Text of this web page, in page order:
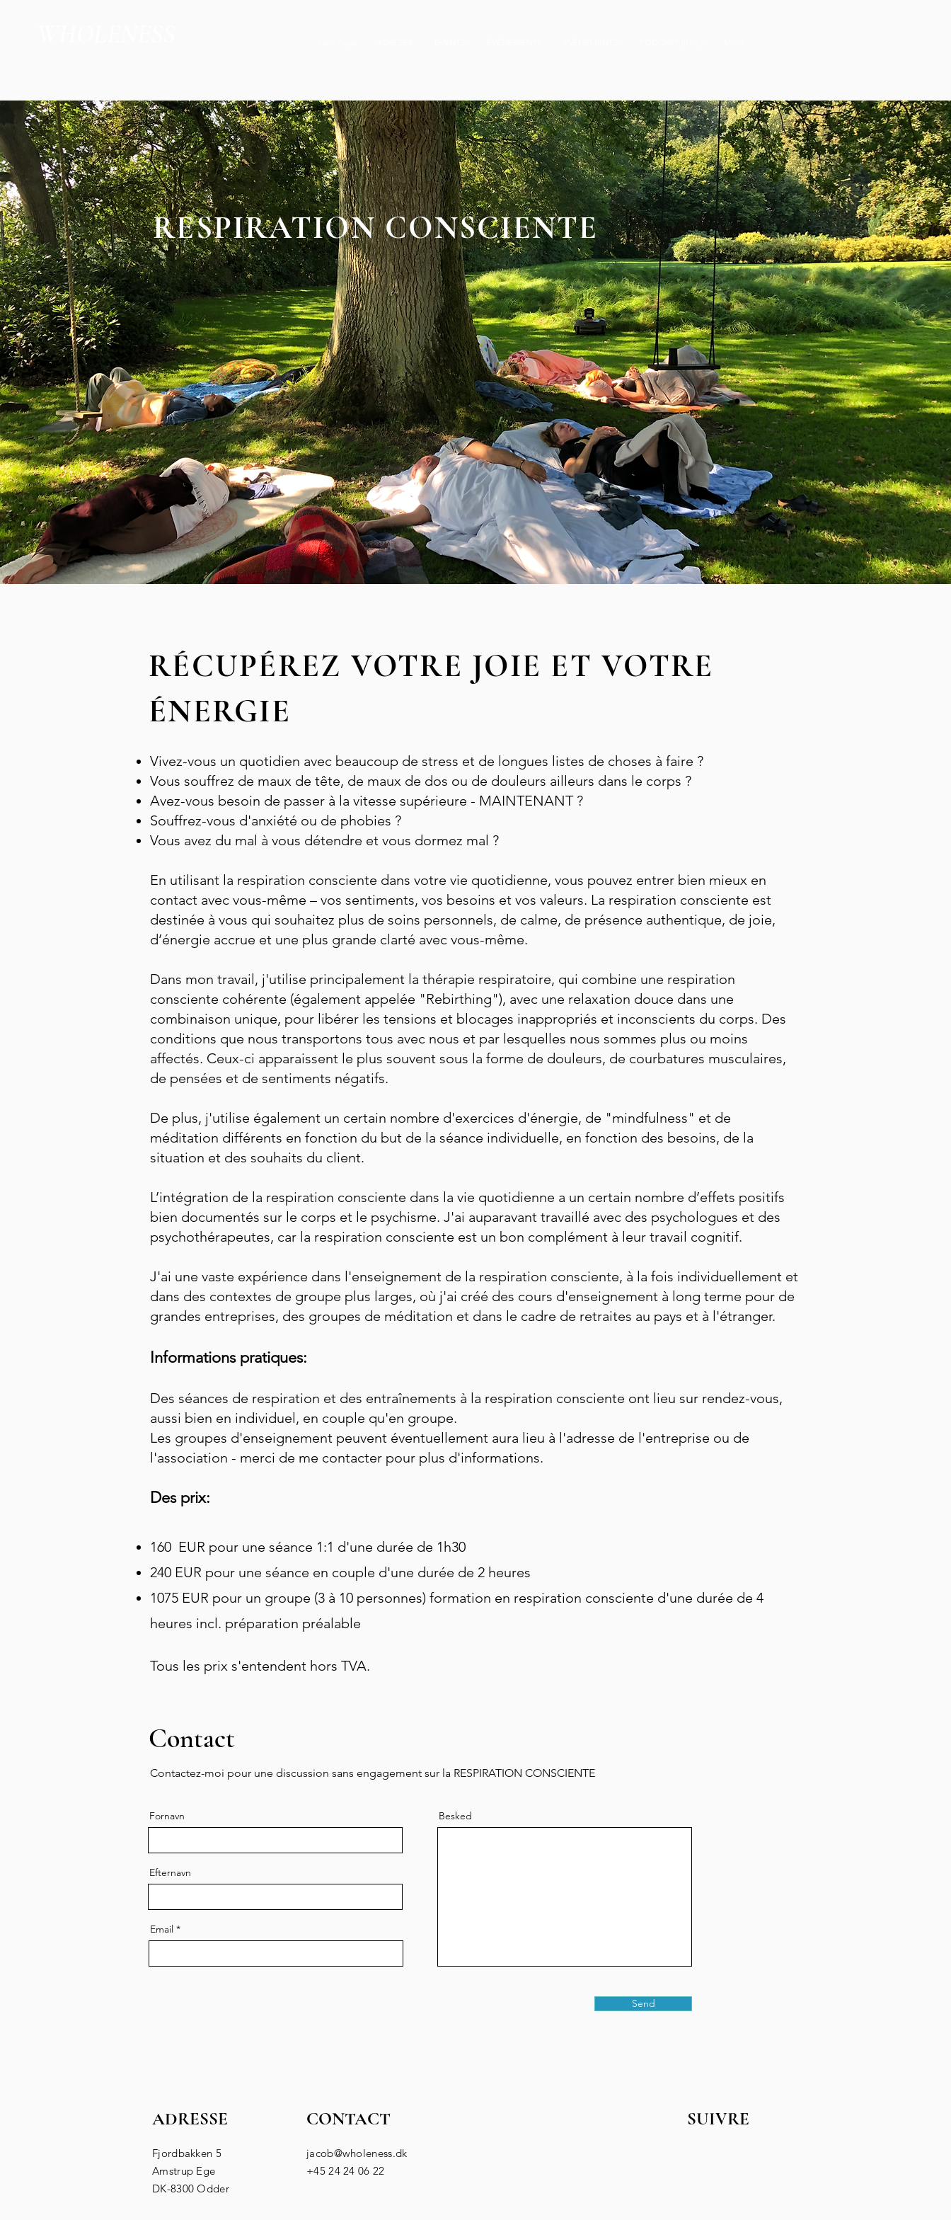
RESPIRATION CONSCIENTE
RÉCUPÉREZ VOTRE JOIE ET VOTRE
ÉNERGIE
Vivez-vous un quotidien avec beaucoup de stress et de longues listes de choses à faire ?
Vous souffrez de maux de tête, de maux de dos ou de douleurs ailleurs dans le corps ?
Avez-vous besoin de passer à la vitesse supérieure - MAINTENANT ?
Souffrez-vous d'anxiété ou de phobies ?
Vous avez du mal à vous détendre et vous dormez mal ?
En utilisant la respiration consciente dans votre vie quotidienne, vous pouvez entrer bien mieux en
contact avec vous-même – vos sentiments, vos besoins et vos valeurs. La respiration consciente est
destinée à vous qui souhaitez plus de soins personnels, de calme, de présence authentique, de joie,
d’énergie accrue et une plus grande clarté avec vous-même.
Dans mon travail, j'utilise principalement la thérapie respiratoire, qui combine une respiration
consciente cohérente (également appelée "Rebirthing"), avec une relaxation douce dans une
combinaison unique, pour libérer les tensions et blocages inappropriés et inconscients du corps. Des
conditions que nous transportons tous avec nous et par lesquelles nous sommes plus ou moins
affectés. Ceux-ci apparaissent le plus souvent sous la forme de douleurs, de courbatures musculaires,
de pensées et de sentiments négatifs.
De plus, j'utilise également un certain nombre d'exercices d'énergie, de "mindfulness" et de
méditation différents en fonction du but de la séance individuelle, en fonction des besoins, de la
situation et des souhaits du client.
L’intégration de la respiration consciente dans la vie quotidienne a un certain nombre d’effets positifs
bien documentés sur le corps et le psychisme. J'ai auparavant travaillé avec des psychologues et des
psychothérapeutes, car la respiration consciente est un bon complément à leur travail cognitif.
J'ai une vaste expérience dans l'enseignement de la respiration consciente, à la fois individuellement et
dans des contextes de groupe plus larges, où j'ai créé des cours d'enseignement à long terme pour de
grandes entreprises, des groupes de méditation et dans le cadre de retraites au pays et à l'étranger.
Informations pratiques:
Des séances de respiration et des entraînements à la respiration consciente ont lieu sur rendez-vous,
aussi bien en individuel, en couple qu'en groupe.
Les groupes d'enseignement peuvent éventuellement aura lieu à l'adresse de l'entreprise ou de
l'association - merci de me contacter pour plus d'informations.
Des prix:
160 EUR pour une séance 1:1 d'une durée de 1h30
240 EUR pour une séance en couple d'une durée de 2 heures
1075 EUR pour un groupe (3 à 10 personnes) formation en respiration consciente d'une durée de 4
heures incl. préparation préalable
Tous les prix s'entendent hors TVA.
Contact
Contactez-moi pour une discussion sans engagement sur la RESPIRATION CONSCIENTE
Fornavn
Efternavn
Email
Besked
Send
ADRESSE
Fjordbakken 5
Amstrup Ege
DK-8300 Odder
CONTACT
jacob@wholeness.dk
+45 24 24 06 22
SUIVRE